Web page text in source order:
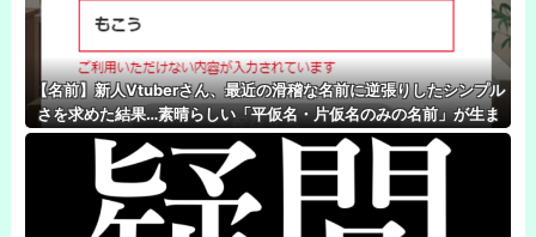
【名前】新人Vtuberさん、最近の滑稽な名前に逆張りしたシンプル
さを求めた結果…素晴らしい「平仮名・片仮名のみの名前」が生ま
れる！